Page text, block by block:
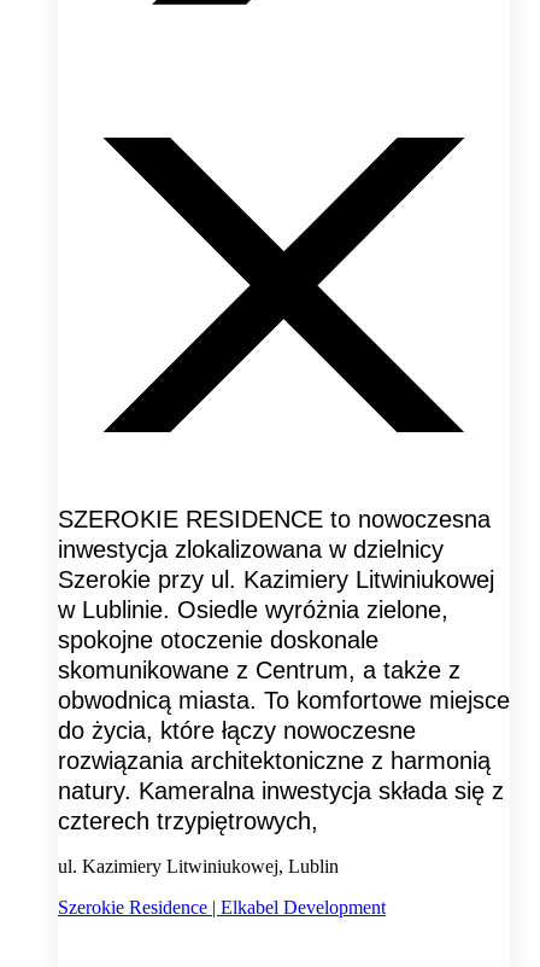
SZEROKIE RESIDENCE to nowoczesna
inwestycja zlokalizowana w dzielnicy
Szerokie przy ul. Kazimiery Litwiniukowej
w Lublinie. Osiedle wyróżnia zielone,
spokojne otoczenie doskonale
skomunikowane z Centrum, a także z
obwodnicą miasta. To komfortowe miejsce
do życia, które łączy nowoczesne
rozwiązania architektoniczne z harmonią
natury. Kameralna inwestycja składa się z
czterech trzypiętrowych,
ul. Kazimiery Litwiniukowej, Lublin
Szerokie Residence | Elkabel Development